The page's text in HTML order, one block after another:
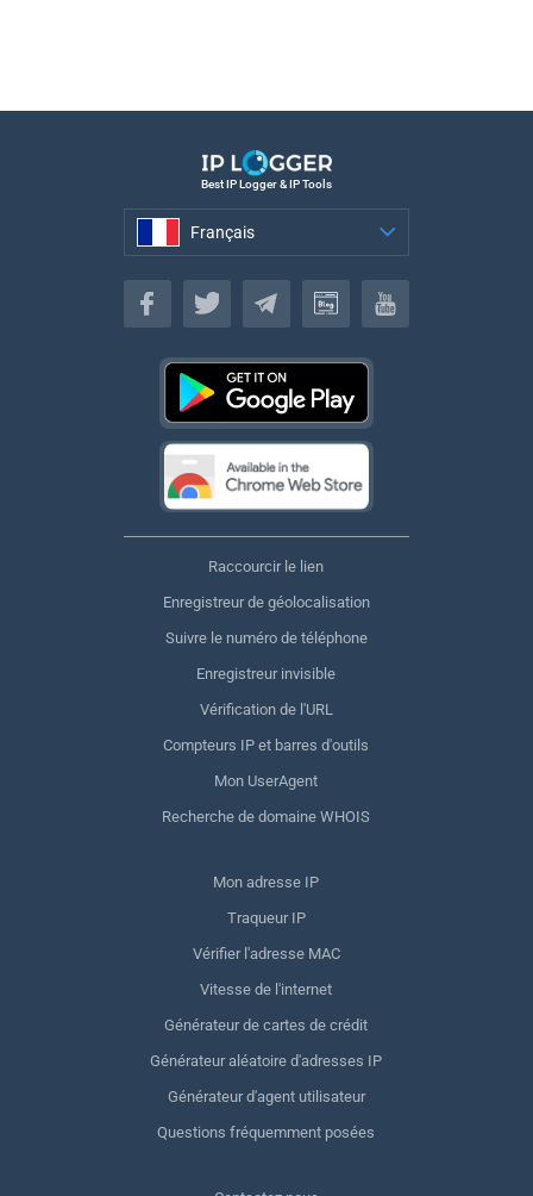
Best IP Logger & IP Tools
Français
Français
Raccourcir le lien
Enregistreur de géolocalisation
Suivre le numéro de téléphone
Enregistreur invisible
Vérification de l'URL
Compteurs IP et barres d'outils
Mon UserAgent
Recherche de domaine WHOIS
Mon adresse IP
Traqueur IP
Vérifier l'adresse MAC
Vitesse de l'internet
Générateur de cartes de crédit
Générateur aléatoire d'adresses IP
Générateur d'agent utilisateur
Questions fréquemment posées